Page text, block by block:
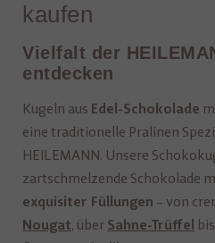
kaufen
Vielfalt der
entdecken
Kugeln aus Edel-Schokolade
eine traditionelle Pralinen
HEILEMANN. Unsere
zartschmelzende Schokolade
exquisiter Füllungen – von
Nougat, über Sahne-Trüffel